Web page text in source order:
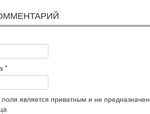
*
является приватным и не